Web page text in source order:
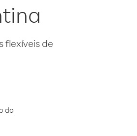
flexíveis de
do